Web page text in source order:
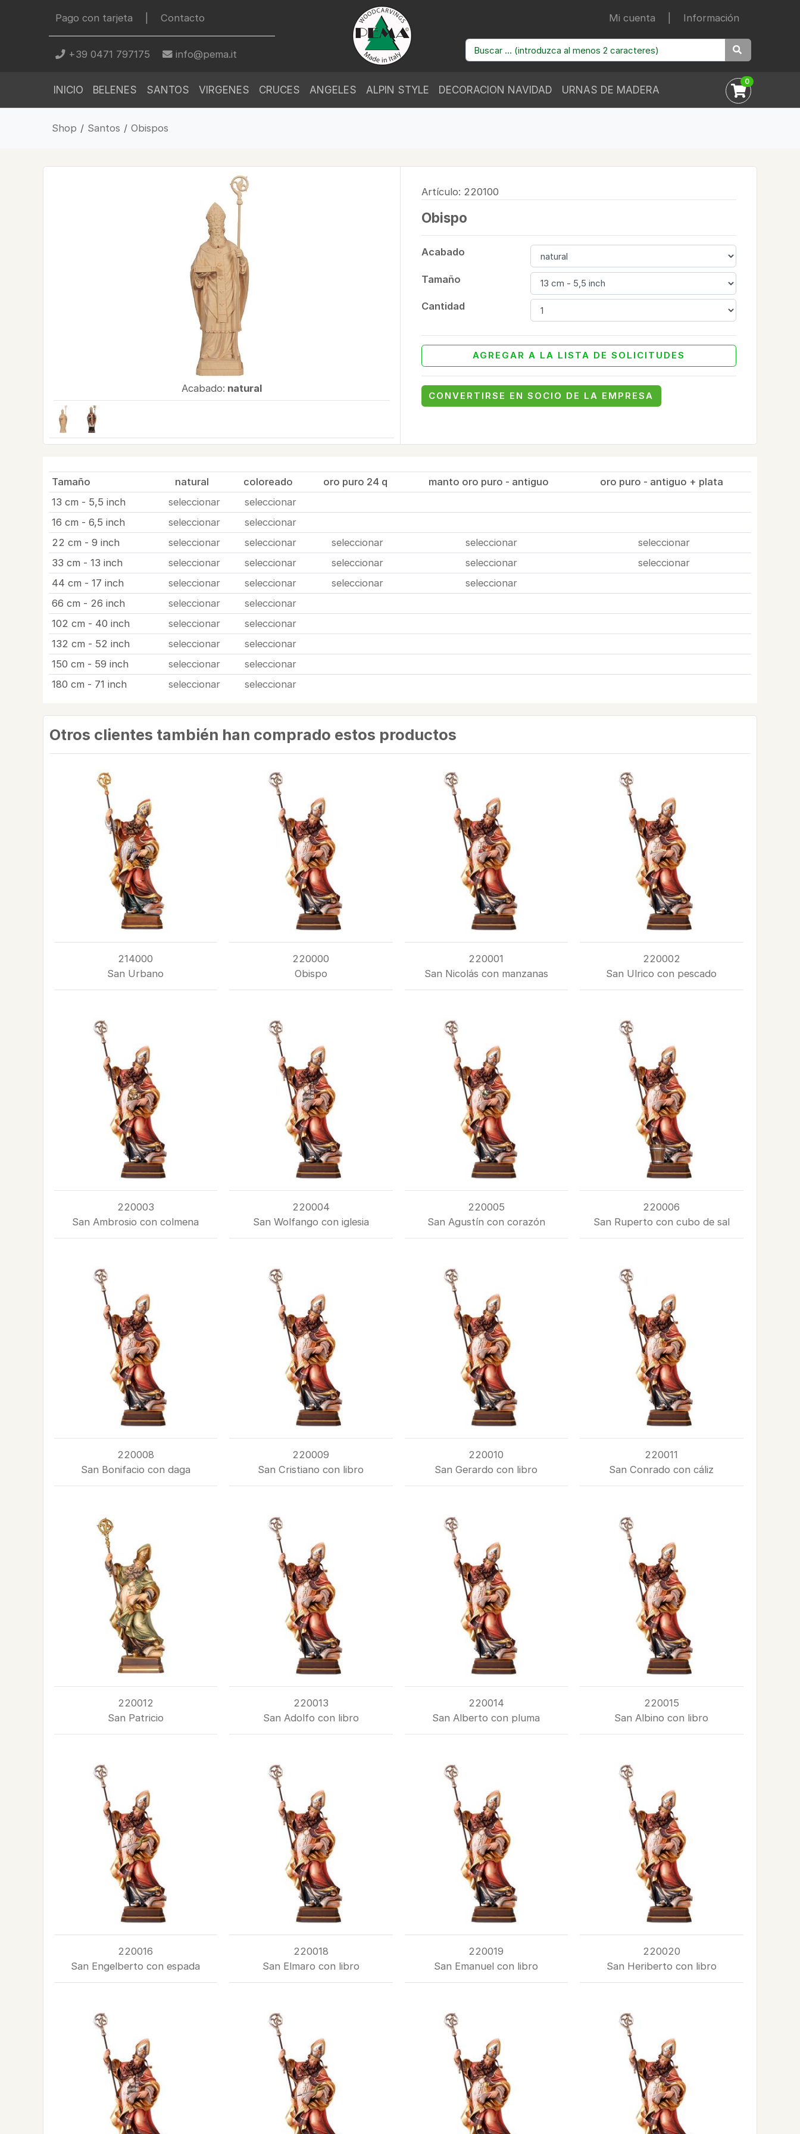
Pago con tarjeta Contacto
+39 0471 797175 info@pema.it
Mi cuenta Información
INICIO BELENES SANTOS VIRGENES CRUCES ANGELES ALPIN STYLE DECORACION NAVIDAD URNAS DE MADERA
0
Shop / Santos / Obispos
Acabado: natural
Artículo: 220100
Obispo
Acabado
Tamaño
Cantidad
AGREGAR A LA LISTA DE SOLICITUDES
CONVERTIRSE EN SOCIO DE LA EMPRESA
Tamaño natural coloreado oro puro 24 q manto oro puro - antiguo
oro puro - antiguo + plata
13 cm - 5,5 inch
seleccionar
seleccionar
16 cm - 6,5 inch
seleccionar
seleccionar
22 cm - 9 inch
seleccionar seleccionar seleccionar seleccionar
seleccionar
33 cm - 13 inch
seleccionar seleccionar seleccionar seleccionar
seleccionar
44 cm - 17 inch
seleccionar seleccionar seleccionar
seleccionar
66 cm - 26 inch
seleccionar
seleccionar
102 cm - 40 inch
seleccionar
seleccionar
132 cm - 52 inch
seleccionar
seleccionar
150 cm - 59 inch
seleccionar
seleccionar
180 cm - 71 inch
seleccionar seleccionar
Otros clientes también han comprado estos productos
214000
San Urbano
220000
Obispo
220001
San Nicolás con manzanas
220002
San Ulrico con pescado
220003
San Ambrosio con colmena
220004
San Wolfango con iglesia
220005
San Agustín con corazón
220006
San Ruperto con cubo de sal
220008
San Bonifacio con daga
220009
San Cristiano con libro
220010
San Gerardo con libro
220011
San Conrado con cáliz
220012
San Patricio
220013
San Adolfo con libro
220014
San Alberto con pluma
220015
San Albino con libro
220016
San Engelberto con espada
220018
San Elmaro con libro
220019
San Emanuel con libro
220020
San Heriberto con libro